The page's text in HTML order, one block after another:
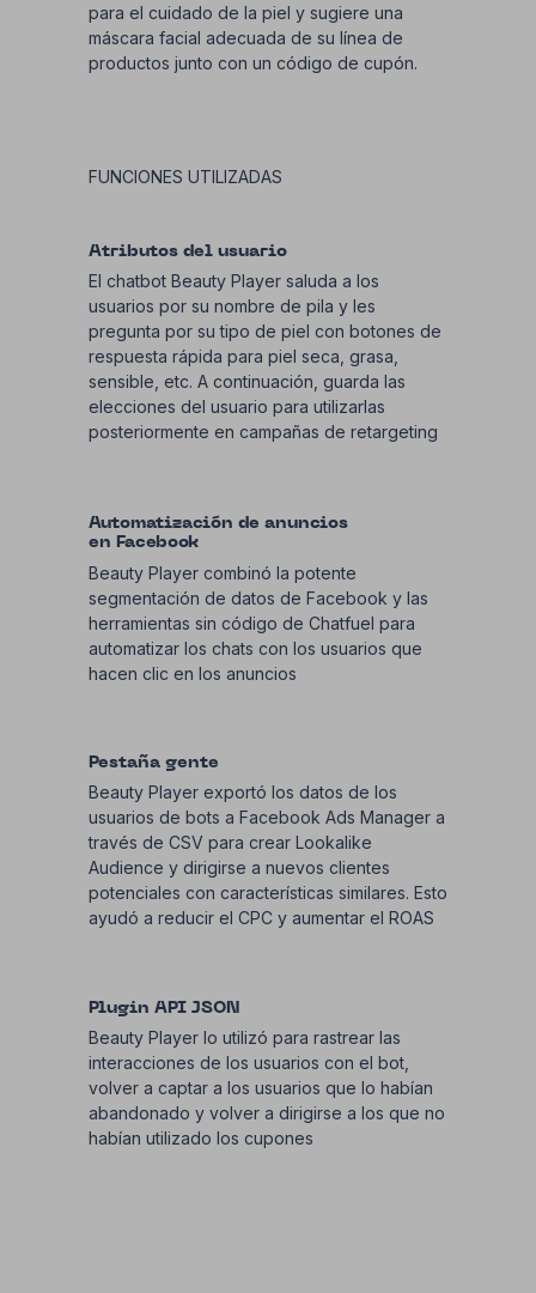
para el cuidado de la piel y sugiere una
máscara facial adecuada de su línea de
productos junto con un código de cupón.
FUNCIONES UTILIZADAS
Atributos del usuario
El chatbot Beauty Player saluda a los
usuarios por su nombre de pila y les
pregunta por su tipo de piel con botones de
respuesta rápida para piel seca, grasa,
sensible, etc. A continuación, guarda las
elecciones del usuario para utilizarlas
posteriormente en campañas de retargeting
Automatización de anuncios
en Facebook
Beauty Player combinó la potente
segmentación de datos de Facebook y las
herramientas sin código de Chatfuel para
automatizar los chats con los usuarios que
hacen clic en los anuncios
Pestaña gente
Beauty Player exportó los datos de los
usuarios de bots a Facebook Ads Manager a
través de CSV para crear Lookalike
Audience y dirigirse a nuevos clientes
potenciales con características similares. Esto
ayudó a reducir el CPC y aumentar el ROAS
Plugin API JSON
Beauty Player lo utilizó para rastrear las
interacciones de los usuarios con el bot,
volver a captar a los usuarios que lo habían
abandonado y volver a dirigirse a los que no
habían utilizado los cupones